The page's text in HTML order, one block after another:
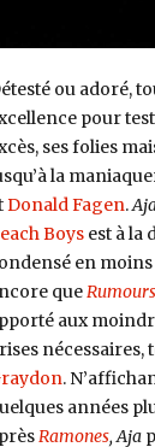
ou adoré,
pour
ses folies
la
Donald Fagen.
Boysest à la
en moins
queRumours
aux
nécessaires,
.
années
Ramones, Aja